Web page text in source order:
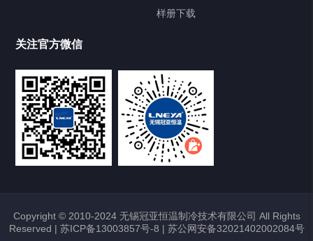
Chamber试验箱
TCU温度控制单元
VOCs冷凝回收装置
热烈祝贺冠亚恒温与上海理工大学校企
样册下载
关注官方微信
Copyright © 2010-2024 无锡冠亚恒温制冷技术有限公司 All Rights
Reserved | 苏ICP备13003857号-8 | 苏公网安备32021402002084号